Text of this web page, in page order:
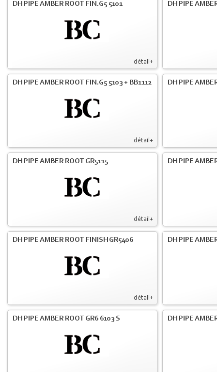
détail+
DH PIPE AMBER ROOT FIN.G5 5101 DH PIPE
détail+
DH PIPE AMBER ROOT FIN.G5 5103 + BB1112 DH PIPE
détail+
DH PIPE AMBER ROOT GR5115 DH PIPE
détail+
DH PIPE AMBER ROOT FINISH GR5406 DH PIPE
DH PIPE AMBER ROOT GR6 6103 S DH PIPE